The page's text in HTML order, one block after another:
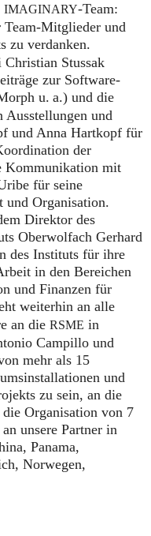
IMAGINARY-Team:
Mitglieder und
zu verdanken.
Christian Stussak
zur Software-
u. a.) und die
Ausstellungen und
und Anna Hartkopf für
der
Kommunikation mit
für seine
und Organisation.
Direktor des
Oberwolfach Gerhard
des Instituts für ihre
in den Bereichen
und Finanzen für
weiterhin an alle
an die RSME in
Campillo und
mehr als 15
und
zu sein, an die
Organisation von 7
unsere Partner in
Panama,
Norwegen,